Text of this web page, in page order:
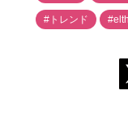
#トレンド